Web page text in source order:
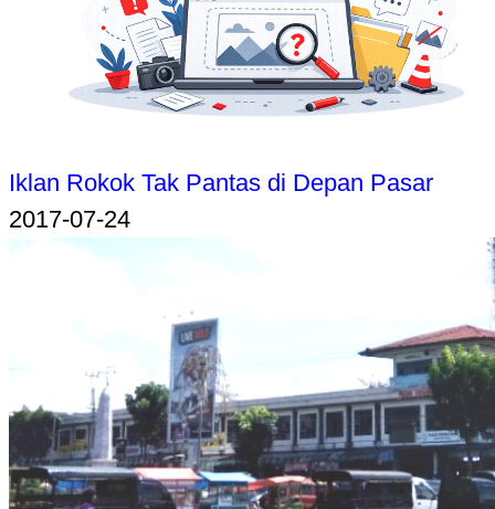
Iklan Rokok Tak Pantas di Depan Pasar
2017-07-24